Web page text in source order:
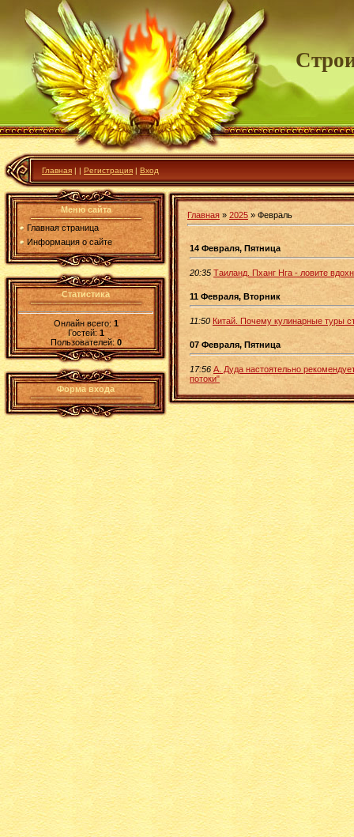
Главная | | Регистрация | Вход
Меню сайта
Главная страница
Информация о сайте
Статистика
Онлайн всего:1
Гостей:1
Пользователей: 0
Форма входа
Главная » 2025 » Февраль
14 Февраля, Пятница
20:35 Таиланд. Пханг Нга - ловите
11 Февраля, Вторник
11:50 Китай. Почему кулинарные туры
07 Февраля, Пятница
17:56 А. Дуда настоятельно
потоки"